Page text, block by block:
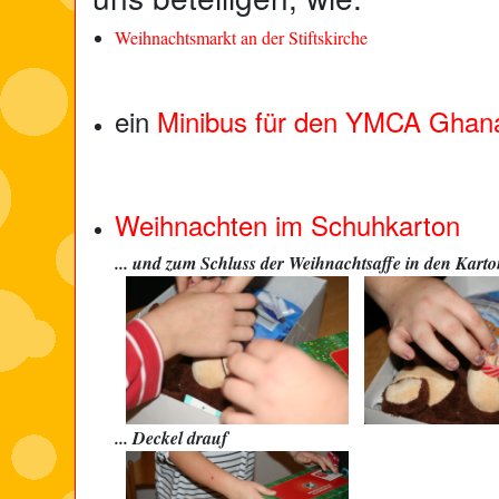
Weihnachtsmarkt an der Stiftskirche
ein Minibus für den YMCA
Weihnachten im Schuhkarton
... und zum Schluss der Weihnachtsaffe in den
... Deckel drauf